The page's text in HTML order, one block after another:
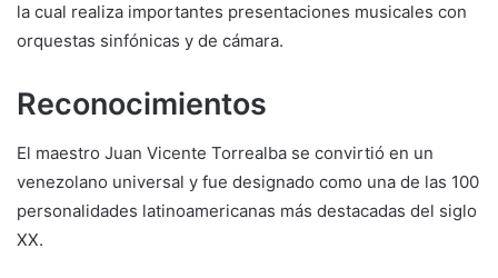
la cual realiza importantes presentaciones musicales con
orquestas sinfónicas y de cámara.
Reconocimientos
El maestro Juan Vicente Torrealba se convirtió en un
venezolano universal y fue designado como una de las 100
personalidades latinoamericanas más destacadas del siglo
XX.